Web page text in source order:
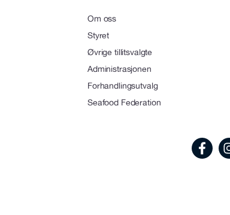
Om oss
Styret
Øvrige tillitsvalgte
Administrasjonen
Forhandlingsutvalg
Seafood Federation